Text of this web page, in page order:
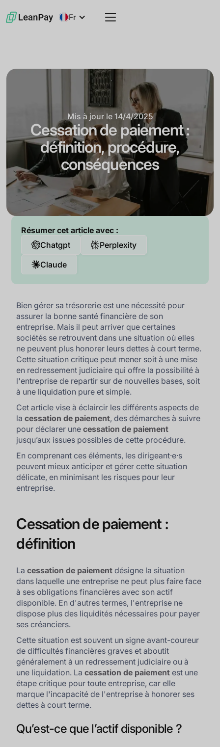
Fr
Mis à jour le 14/4/2025
Cessation de paiement :
définition, procédure,
conséquences
Résumer cet article avec :
Chatgpt
Perplexity
Claude
Bien gérer sa trésorerie est une nécessité pour
assurer la bonne santé financière de son
entreprise. Mais il peut arriver que certaines
sociétés se retrouvent dans une situation où elles
ne peuvent plus honorer leurs dettes à court terme.
Cette situation critique peut mener soit à une mise
en redressement judiciaire qui offre la possibilité à
l'entreprise de repartir sur de nouvelles bases, soit
à une liquidation pure et simple.
Cet article vise à éclaircir les différents aspects de
lacessation de paiement, des démarches à suivre
pour déclarer unecessation de paiement
jusqu’aux issues possibles de cette procédure.
En comprenant ces éléments, les dirigeant·e·s
peuvent mieux anticiper et gérer cette situation
délicate, en minimisant les risques pour leur
entreprise.
Cessation de paiement :
définition
Lacessation de paiement désigne la situation
dans laquelle une entreprise ne peut plus faire face
à ses obligations financières avec son actif
disponible. En d'autres termes, l'entreprise ne
dispose plus des liquidités nécessaires pour payer
ses créanciers.
Cette situation est souvent un signe avant-coureur
de difficultés financières graves et aboutit
généralement à un redressement judiciaire ou à
une liquidation. Lacessation de paiement est une
étape critique pour toute entreprise, car elle
marque l'incapacité de l'entreprise à honorer ses
dettes à court terme.
Qu’est-ce que l’actif disponible ?